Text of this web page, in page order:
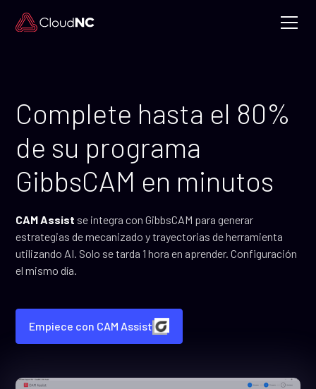
Complete hasta el 80%
de su programa
GibbsCAM en minutos
CAM Assist se integra con GibbsCAM para generar
estrategias de mecanizado y trayectorias de herramienta
utilizando AI. Solo se tarda 1 hora en aprender. Configuración
el mismo día.
Empiece con CAM Assist